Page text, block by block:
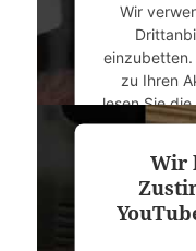
powered
Wir
einzubetten.
zu Ihren
lesen Sie
Sie der
Wir